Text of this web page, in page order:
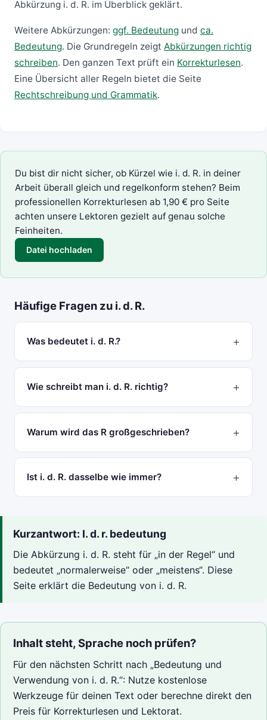
Abkürzung i. d. R. im Überblick geklärt.
Weitere Abkürzungen: ggf. Bedeutung und ca.
Bedeutung. Die Grundregeln zeigt Abkürzungen richtig
schreiben. Den ganzen Text prüft ein Korrekturlesen.
Eine Übersicht aller Regeln bietet die Seite
Rechtschreibung und Grammatik.
Du bist dir nicht sicher, ob Kürzel wie i. d. R. in deiner
Arbeit überall gleich und regelkonform stehen? Beim
professionellen Korrekturlesen ab 1,90 € pro Seite
achten unsere Lektoren gezielt auf genau solche
Feinheiten.
Datei hochladen
Häufige Fragen zu i. d. R.
Was bedeutet i. d. R.?
Wie schreibt man i. d. R. richtig?
Warum wird das R großgeschrieben?
Ist i. d. R. dasselbe wie immer?
Kurzantwort: I. d. r. bedeutung
Die Abkürzung i. d. R. steht für „in der Regel“ und
bedeutet „normalerweise“ oder „meistens“. Diese
Seite erklärt die Bedeutung von i. d. R.
Inhalt steht, Sprache noch prüfen?
Für den nächsten Schritt nach „Bedeutung und
Verwendung von i. d. R.“: Nutze kostenlose
Werkzeuge für deinen Text oder berechne direkt den
Preis für Korrekturlesen und Lektorat.